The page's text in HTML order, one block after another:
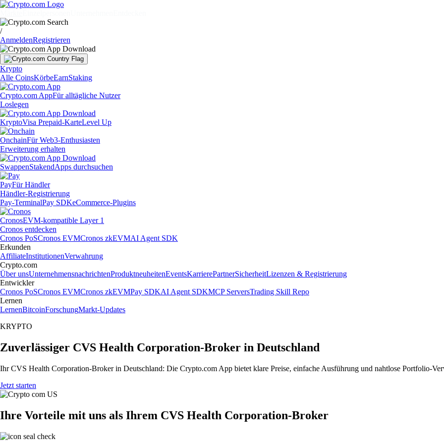
/
AnmeldenRegistrieren
Krypto
Alle CoinsKörbeEarnStaking
Crypto.com AppFür alltägliche Nutzer
Loslegen
KryptoVisa Prepaid-KarteLevel Up
OnchainFür Web3-Enthusiasten
Erweiterung erhalten
SwappenStakendApps durchsuchen
PayFür Händler
Händler-Registrierung
Pay-TerminalPay SDKeCommerce-Plugins
CronosEVM-kompatible Layer 1
Cronos entdecken
Cronos PoSCronos EVMCronos zkEVMAI Agent SDK
Erkunden
AffiliateInstitutionenVerwahrung
Crypto.com
Über unsUnternehmensnachrichtenProduktneuheitenEventsKarrierePartnerSicherheitLizenzen & Registrierung
Entwickler
Cronos PoSCronos EVMCronos zkEVMPay SDKAI Agent SDKMCP ServersTrading Skill Repo
Lernen
LernenBitcoinForschungMarkt-Updates
KRYPTO
Zuverlässiger CVS Health Corporation-Broker in Deutschland
Ihr CVS Health Corporation-Broker in Deutschland: Die Crypto.com App bietet klare Preise, einfache Ausführung und nahtlose Portfolio-
Jetzt starten
Ihre Vorteile mit uns als Ihrem CVS Health Corporation-Broker